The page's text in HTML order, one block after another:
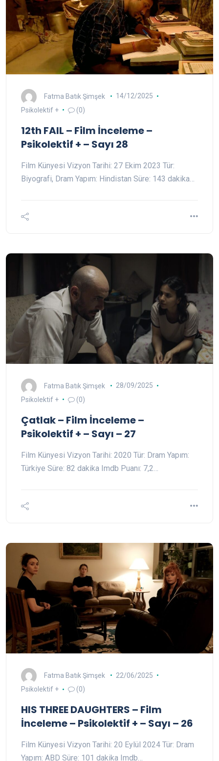
Fatma Batık Şimşek
14/12/2025
Psikolektif +
(0)
12th FAIL – Film İnceleme –
Psikolektif + – Sayı 28
Film Künyesi Vizyon Tarihi: 27 Ekim 2023 Tür:
Biyografi, Dram Yapım: Hindistan Süre: 143 dakika…
Fatma Batık Şimşek
28/09/2025
Psikolektif +
(0)
Çatlak – Film İnceleme –
Psikolektif + – Sayı – 27
Film Künyesi Vizyon Tarihi: 2020 Tür: Dram Yapım:
Türkiye Süre: 82 dakika Imdb Puanı: 7,2…
Fatma Batık Şimşek
22/06/2025
Psikolektif +
(0)
HIS THREE DAUGHTERS – Film
İnceleme – Psikolektif + – Sayı – 26
Film Künyesi Vizyon Tarihi: 20 Eylül 2024 Tür: Dram
Yapım: ABD Süre: 101 dakika Imdb…